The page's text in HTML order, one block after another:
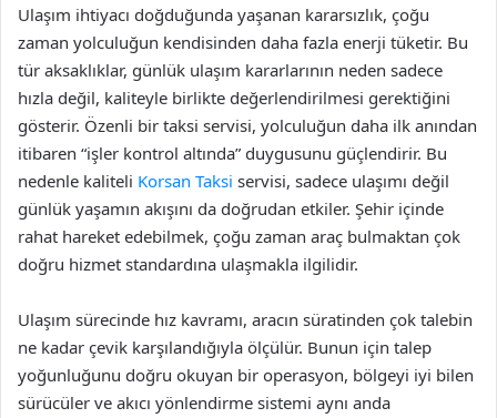
Ulaşım ihtiyacı doğduğunda yaşanan kararsızlık, çoğu
zaman yolculuğun kendisinden daha fazla enerji tüketir. Bu
tür aksaklıklar, günlük ulaşım kararlarının neden sadece
hızla değil, kaliteyle birlikte değerlendirilmesi gerektiğini
gösterir. Özenli bir taksi servisi, yolculuğun daha ilk anından
itibaren “işler kontrol altında” duygusunu güçlendirir. Bu
nedenle kaliteli Korsan Taksi servisi, sadece ulaşımı değil
günlük yaşamın akışını da doğrudan etkiler. Şehir içinde
rahat hareket edebilmek, çoğu zaman araç bulmaktan çok
doğru hizmet standardına ulaşmakla ilgilidir.
Ulaşım sürecinde hız kavramı, aracın süratinden çok talebin
ne kadar çevik karşılandığıyla ölçülür. Bunun için talep
yoğunluğunu doğru okuyan bir operasyon, bölgeyi iyi bilen
sürücüler ve akıcı yönlendirme sistemi aynı anda